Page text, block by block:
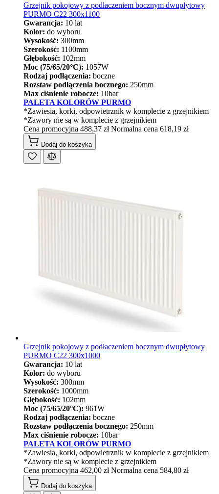
Grzejnik pokojowy z podłaczeniem bocznym dwupłytowy
PURMO C22 300x1100
Gwarancja: 10 lat
Kolor: do wyboru
Wysokość: 300mm
Szerokość: 1100mm
Głębokość: 102mm
Moc (75/65/20°C): 1057W
Rodzaj podłączenia: boczne
Rozstaw podłączenia bocznego: 250mm
Max ciśnienie robocze: 10bar
PALETA KOLORÓW PURMO
*Zawiesia, korki, odpowietrznik w komplecie z grzejnikiem
*Zawory nie są w komplecie z grzejnikiem
Cena promocyjna 488,37 zł Normalna cena 618,19 zł
Dodaj do koszyka
Grzejnik pokojowy z podłaczeniem bocznym dwupłytowy
PURMO C22 300x1000
Gwarancja: 10 lat
Kolor: do wyboru
Wysokość: 300mm
Szerokość: 1000mm
Głębokość: 102mm
Moc (75/65/20°C): 961W
Rodzaj podłączenia: boczne
Rozstaw podłączenia bocznego: 250mm
Max ciśnienie robocze: 10bar
PALETA KOLORÓW PURMO
*Zawiesia, korki, odpowietrznik w komplecie z grzejnikiem
*Zawory nie są w komplecie z grzejnikiem
Cena promocyjna 462,00 zł Normalna cena 584,80 zł
Dodaj do koszyka